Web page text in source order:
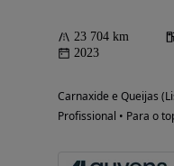
23 704 km
2023
Carnaxide e Queijas
Profissional • Para o